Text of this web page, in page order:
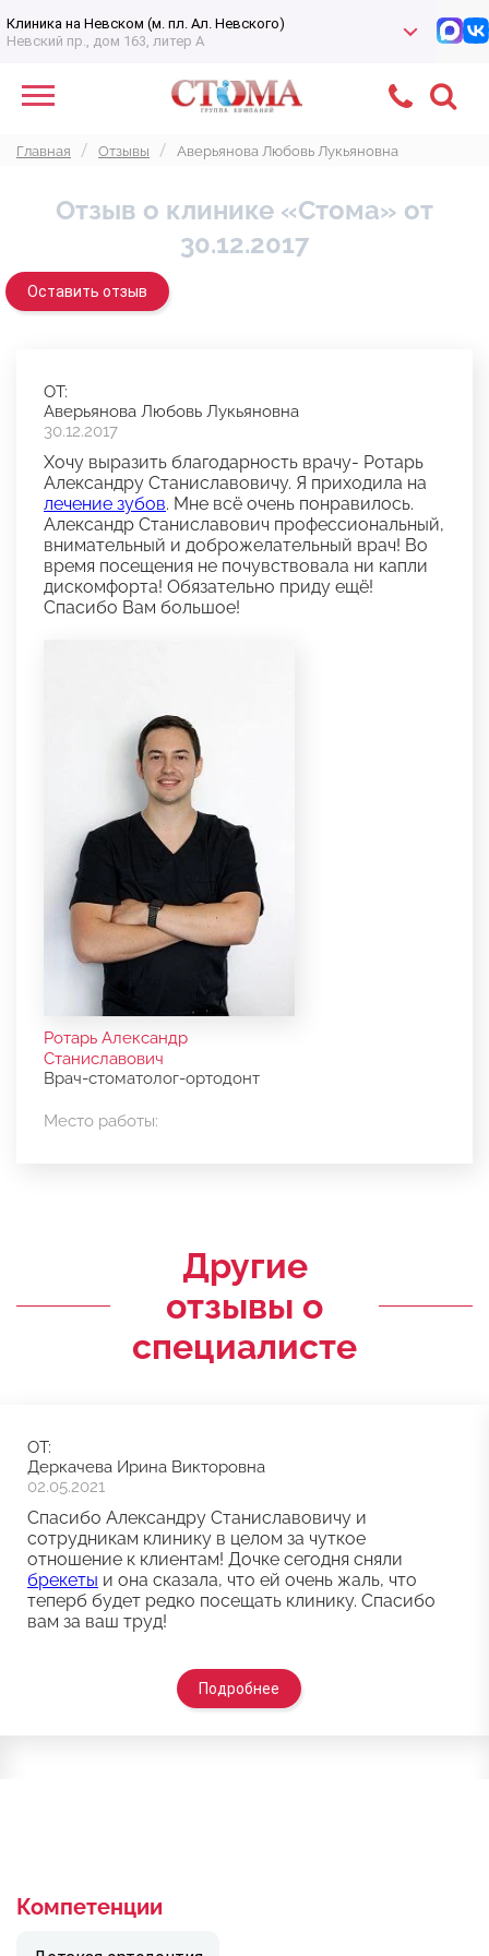
Клиника на Невском (м. пл. Ал. Невского)
Невский пр., дом 163, литер А
Главная Отзывы Аверьянова Любовь Лукьяновна
Отзыв о клинике «Стома» от
30.12.2017
Оставить отзыв
Ротарь Александр
Станиславович
Врач-стоматолог-ортодонт
Место работы:
ОТ:
Аверьянова Любовь Лукьяновна
30.12.2017
Хочу выразить благодарность врачу- Ротарь
Александру Станиславовичу. Я приходила на
лечение зубов. Мне всё очень понравилось.
Александр Станиславович профессиональный,
внимательный и доброжелательный врач! Во
время посещения не почувствовала ни капли
дискомфорта! Обязательно приду ещё!
Спасибо Вам большое!
Другие
отзывы о
специалисте
ОТ:
Деркачева Ирина Викторовна
02.05.2021
Спасибо Александру Станиславовичу и
сотрудникам клинику в целом за чуткое
отношение к клиентам! Дочке сегодня сняли
брекеты и она сказала, что ей очень жаль, что
теперб будет редко посещать клинику. Спасибо
вам за ваш труд!
Подробнее
Компетенции